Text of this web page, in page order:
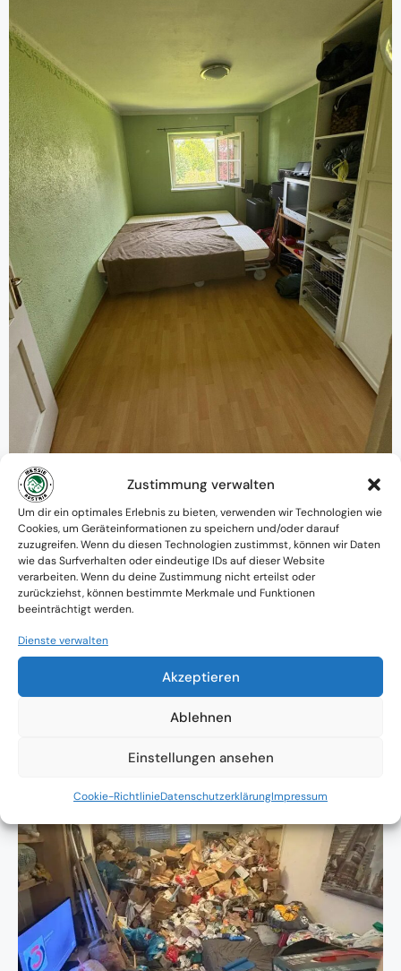
Zustimmung verwalten
Um dir ein optimales Erlebnis zu bieten, verwenden wir Technologien wie
Cookies, um Geräteinformationen zu speichern und/oder darauf
zuzugreifen. Wenn du diesen Technologien zustimmst, können wir Daten
wie das Surfverhalten oder eindeutige IDs auf dieser Website
verarbeiten. Wenn du deine Zustimmung nicht erteilst oder
zurückziehst, können bestimmte Merkmale und Funktionen
beeinträchtigt werden.
Dienste verwalten
Akzeptieren
Ablehnen
Einstellungen ansehen
Cookie-RichtlinieDatenschutzerklärungImpressum
Warum MessieAustria ?
Ein Team mit psychologischem
Verständnis und praktischem Know-how
Verfügbarkeit: Österreichweit
Absolute Diskretion & keine
Zusammenarbeit mit Ämtern ohne
Einverständnis